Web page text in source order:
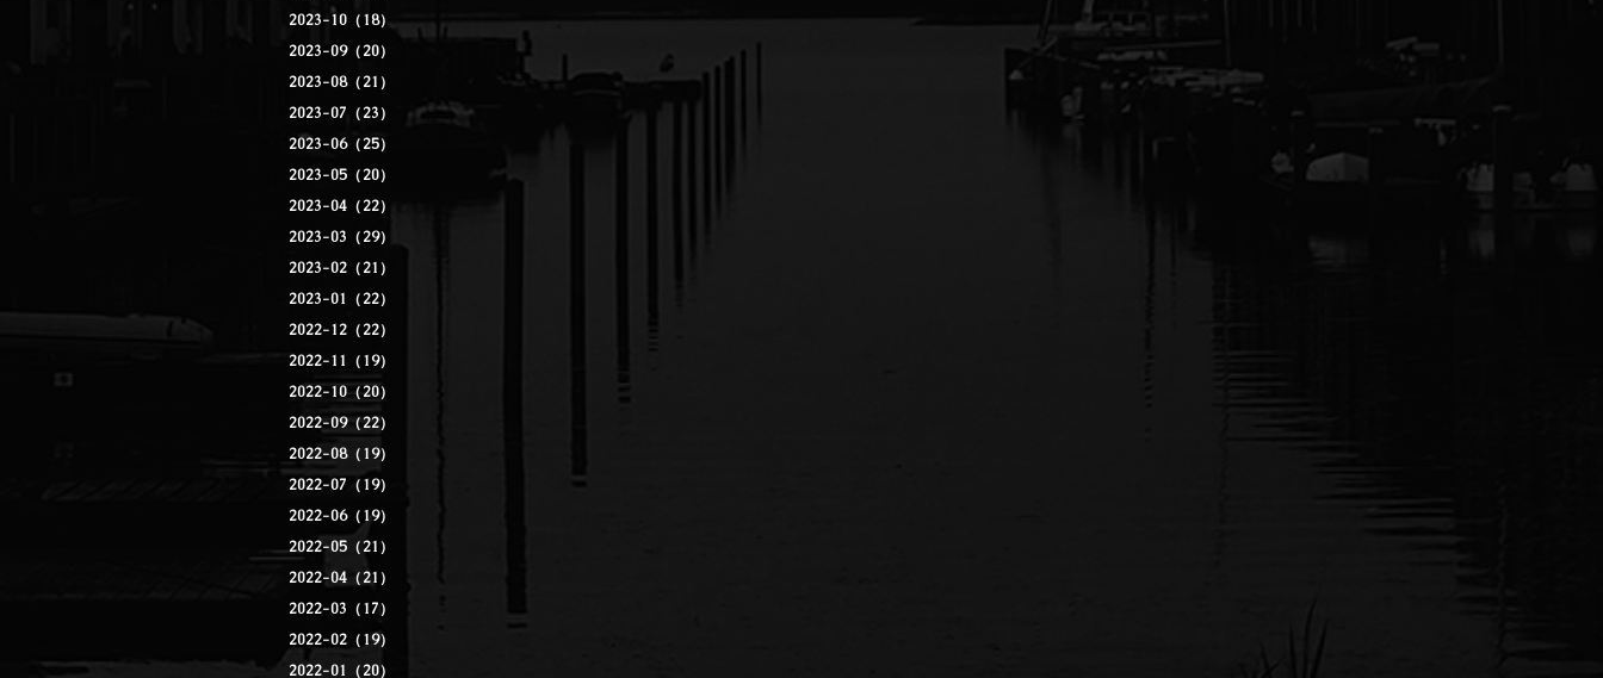
2023-10（18）
2023-09（20）
2023-08（21）
2023-07（23）
2023-06（25）
2023-05（20）
2023-04（22）
2023-03（29）
2023-02（21）
2023-01（22）
2022-12（22）
2022-11（19）
2022-10（20）
2022-09（22）
2022-08（19）
2022-07（19）
2022-06（19）
2022-05（21）
2022-04（21）
2022-03（17）
2022-02（19）
2022-01（20）